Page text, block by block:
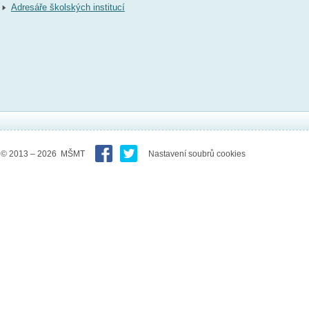
Adresáře školských institucí
© 2013 – 2026 MŠMT Nastavení soubrů cookies